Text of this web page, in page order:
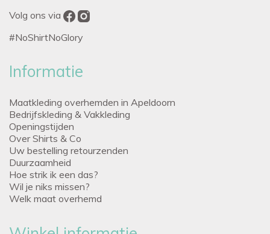
Volg ons via
#NoShirtNoGlory
Informatie
Maatkleding overhemden in Apeldoorn
Bedrijfskleding & Vakkleding
Openingstijden
Over Shirts & Co
Uw bestelling retourzenden
Duurzaamheid
Hoe strik ik een das?
Wil je niks missen?
Welk maat overhemd